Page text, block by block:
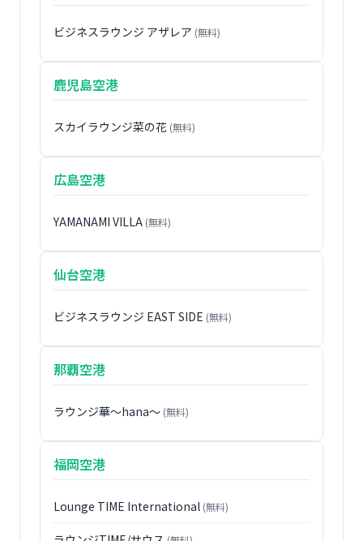
ビジネスラウンジ アザレア (無料)
鹿児島空港
スカイラウンジ菜の花 (無料)
広島空港
YAMANAMI VILLA (無料)
仙台空港
ビジネスラウンジ EAST SIDE (無料)
那覇空港
ラウンジ華〜hana〜 (無料)
福岡空港
Lounge TIME International (無料)